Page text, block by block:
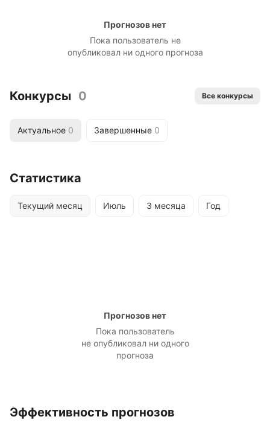
Прогнозов нет
Пока пользователь не
опубликовал ни одного прогноза
Конкурсы 0 Все конкурсы
Актуальное 0 Завершенные 0
Статистика
Текущий месяц Июль 3 месяца Год
Прогнозов нет
Пока пользователь
не опубликовал ни одного
прогноза
Эффективность прогнозов